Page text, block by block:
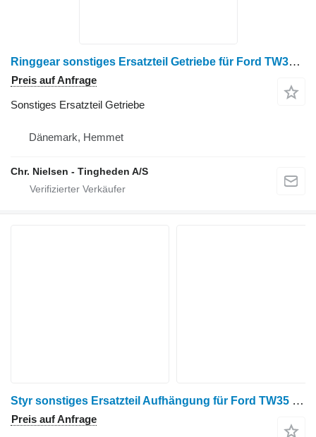
Ringgear sonstiges Ersatzteil Getriebe für Ford TW35 Radtraktor
Preis auf Anfrage
Sonstiges Ersatzteil Getriebe
Dänemark, Hemmet
Chr. Nielsen - Tingheden A/S
Styr sonstiges Ersatzteil Aufhängung für Ford TW35 Radtraktor
Preis auf Anfrage